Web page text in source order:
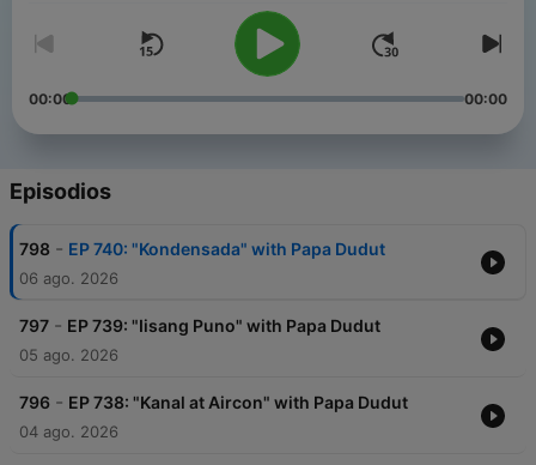
00:00 00:00
Episodios
798 - EP 740: "Kondensada" with Papa Dudut
06 ago. 2026
797 - EP 739: "Iisang Puno" with Papa Dudut
05 ago. 2026
796 - EP 738: "Kanal at Aircon" with Papa Dudut
04 ago. 2026